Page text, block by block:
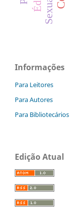
Informações
Para Leitores
Para Autores
Para Bibliotecários
Edição Atual